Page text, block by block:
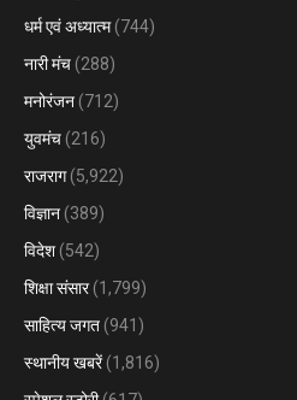
धर्म एवं अध्यात्म(744)
नारी मंच (288)
मनोरंजन (712)
युवमंच (216)
राजराग(5,922)
विज्ञान (389)
विदेश (542)
शिक्षा संसार(1,799)
साहित्य जगत (941)
स्थानीय खबरें(1,816)